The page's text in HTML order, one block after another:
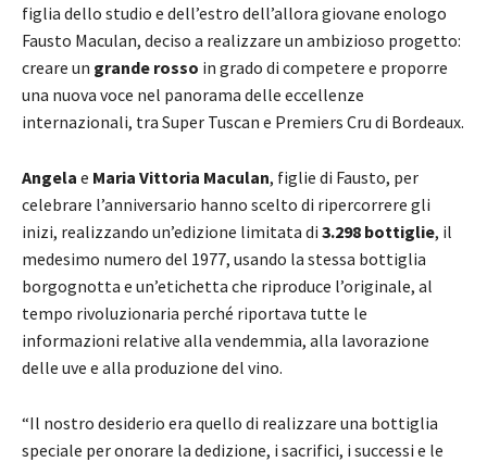
figlia dello studio e dell’estro dell’allora giovane enologo
Fausto Maculan, deciso a realizzare un ambizioso progetto:
creare un grande rosso in grado di competere e proporre
una nuova voce nel panorama delle eccellenze
internazionali, tra Super Tuscan e Premiers Cru di Bordeaux.
Angela e Maria Vittoria Maculan, figlie di Fausto, per
celebrare l’anniversario hanno scelto di ripercorrere gli
inizi, realizzando un’edizione limitata di 3.298 bottiglie, il
medesimo numero del 1977, usando la stessa bottiglia
borgognotta e un’etichetta che riproduce l’originale, al
tempo rivoluzionaria perché riportava tutte le
informazioni relative alla vendemmia, alla lavorazione
delle uve e alla produzione del vino.
“Il nostro desiderio era quello di realizzare una bottiglia
speciale per onorare la dedizione, i sacrifici, i successi e le